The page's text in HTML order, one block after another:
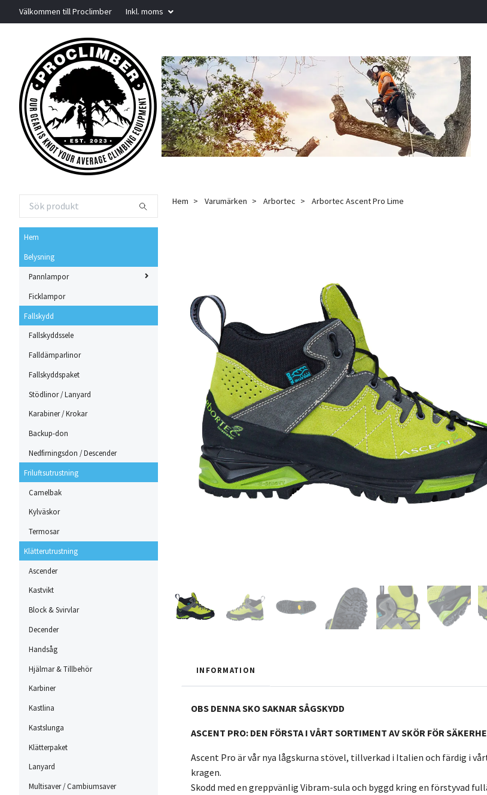
Välkommen till Proclimber Inkl. moms
Hem
Belysning
Pannlampor
Ficklampor
Fallskydd
Fallskyddssele
Falldämparlinor
Fallskyddspaket
Stödlinor / Lanyard
Karabiner / Krokar
Backup-don
Nedfirningsdon / Descender
Friluftsutrustning
Camelbak
Kylväskor
Termosar
Klätterutrustning
Ascender
Kastvikt
Block & Svirvlar
Decender
Handsåg
Hjälmar & Tillbehör
Karbiner
Kastlina
Kastslunga
Klätterpaket
Lanyard
Multisaver / Cambiumsaver
Hem Varumärken Arbortec Arbortec Ascent Pro Lime
INFORMATION
OBS DENNA SKO SAKNAR SÅGSKYDD
ASCENT PRO: DEN FÖRSTA I VÅRT SORTIMENT AV SKÖR FÖR
Ascent Pro är vår nya lågskurna stövel, tillverkad i Italien och färdig i
kragen.
Skodd med en greppvänlig Vibram-sula och byggd kring en förstyvad